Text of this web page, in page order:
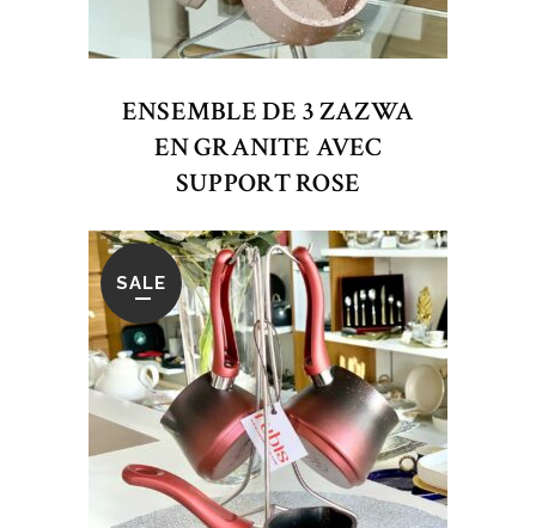
ENSEMBLE DE 3 ZAZWA
EN GRANITE AVEC
SUPPORT ROSE
SALE